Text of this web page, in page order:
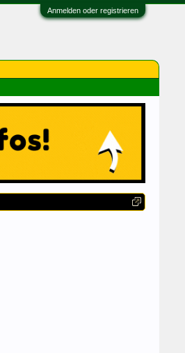
Anmelden oder registrieren